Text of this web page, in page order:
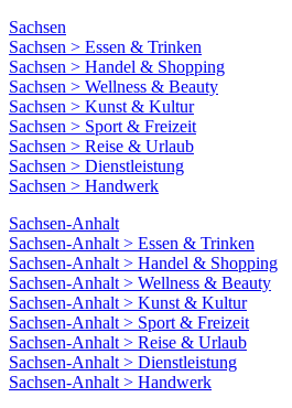
Sachsen
Sachsen > Essen & Trinken
Sachsen > Handel & Shopping
Sachsen > Wellness & Beauty
Sachsen > Kunst & Kultur
Sachsen > Sport & Freizeit
Sachsen > Reise & Urlaub
Sachsen > Dienstleistung
Sachsen > Handwerk
Sachsen-Anhalt
Sachsen-Anhalt > Essen & Trinken
Sachsen-Anhalt > Handel & Shopping
Sachsen-Anhalt > Wellness & Beauty
Sachsen-Anhalt > Kunst & Kultur
Sachsen-Anhalt > Sport & Freizeit
Sachsen-Anhalt > Reise & Urlaub
Sachsen-Anhalt > Dienstleistung
Sachsen-Anhalt > Handwerk